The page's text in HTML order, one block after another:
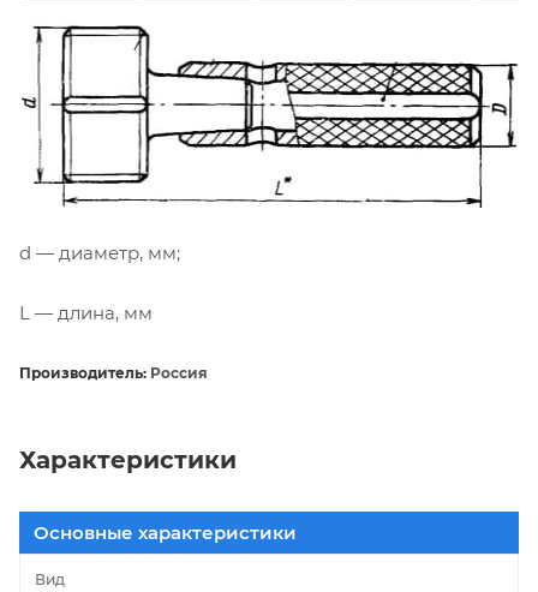
d — диаметр, мм;
L — длина, мм
Производитель: Россия
Характеристики
Основные характеристики
Вид